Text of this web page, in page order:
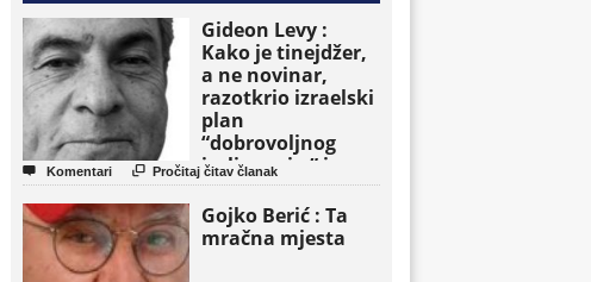
Gideon Levy :
Kako je tinejdžer,
a ne novinar,
razotkrio izraelski
plan
“dobrovoljnog
iseljavanja ” iz
Gaze
 Komentari  Pročitaj čitav članak
Gojko Berić : Ta
mračna mjesta